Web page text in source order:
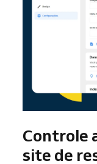
Controle
site de